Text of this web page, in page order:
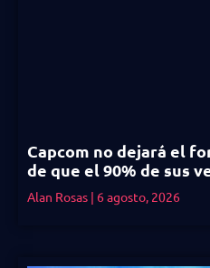
Capcom no dejará el
de que el 90% de sus
Alan Rosas 6 agosto, 2026